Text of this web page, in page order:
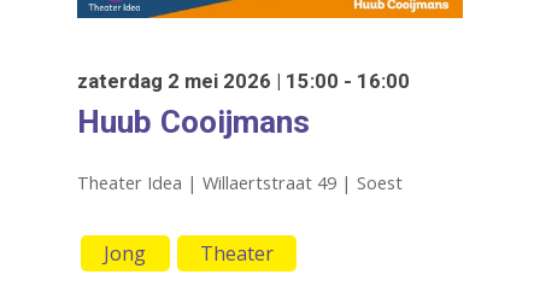
zaterdag 2 mei 2026 | 15:00 - 16:00
Huub Cooijmans
Theater Idea | Willaertstraat 49 | Soest
Jong Theater